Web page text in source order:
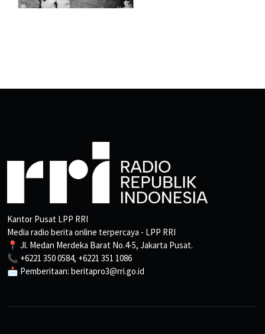
Kantor Pusat LPP RRI
Media radio berita online terpercaya - LPP RRI
📍 Jl. Medan Merdeka Barat No.4-5, Jakarta Pusat.
📞 +6221 350 0584, +6221 351 1086
📩 Pemberitaan: beritapro3@rri.go.id